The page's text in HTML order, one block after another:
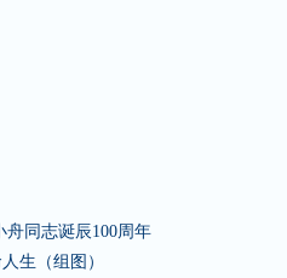
同志诞辰100周年
生（组图）